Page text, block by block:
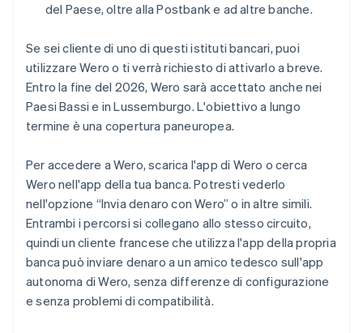
del Paese, oltre alla Postbank e ad altre banche.
Se sei cliente di uno di questi istituti bancari, puoi
utilizzare Wero o ti verrà richiesto di attivarlo a breve.
Entro la fine del 2026, Wero sarà accettato anche nei
Paesi Bassi e in Lussemburgo. L'obiettivo a lungo
termine è una copertura paneuropea.
Per accedere a Wero, scarica l'app di Wero o cerca
Wero nell'app della tua banca. Potresti vederlo
nell'opzione “Invia denaro con Wero” o in altre simili.
Entrambi i percorsi si collegano allo stesso circuito,
quindi un cliente francese che utilizza l'app della propria
banca può inviare denaro a un amico tedesco sull'app
autonoma di Wero, senza differenze di configurazione
e senza problemi di compatibilità.